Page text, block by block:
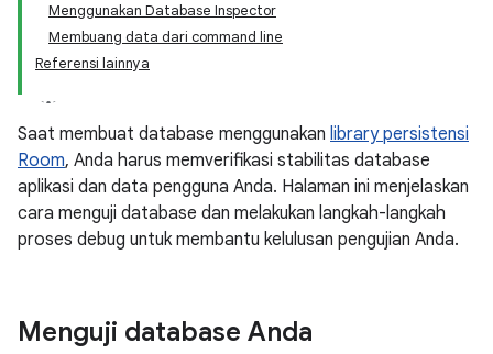
Menggunakan Database Inspector
Membuang data dari command line
Referensi lainnya
Saat membuat database menggunakan library persistensi
Room, Anda harus memverifikasi stabilitas database
aplikasi dan data pengguna Anda. Halaman ini menjelaskan
cara menguji database dan melakukan langkah-langkah
proses debug untuk membantu kelulusan pengujian Anda.
Menguji database Anda